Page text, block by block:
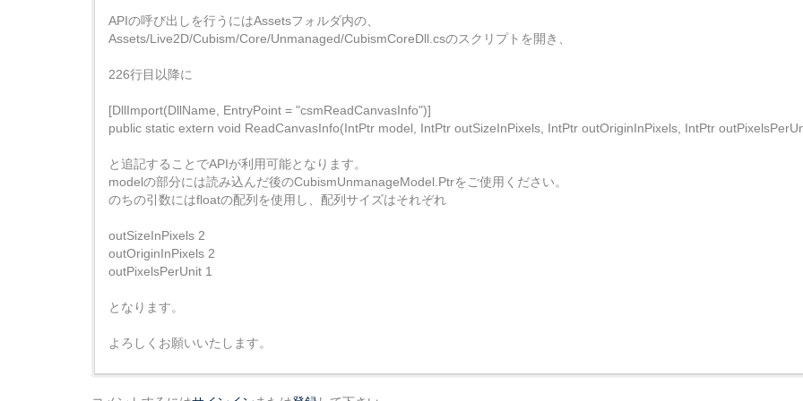
APIの呼び出しを行うにはAssetsフォルダ内の、
Assets/Live2D/Cubism/Core/Unmanaged/CubismCoreDll.csのスクリプトを開き、
226行目以降に
[DllImport(DllName, EntryPoint = "csmReadCanvasInfo")]
public static extern void ReadCanvasInfo(IntPtr model, IntPtr outSizeInPixels, IntPtr outOriginInPixels, IntPtr
と追記することでAPIが利用可能となります。
modelの部分には読み込んだ後のCubismUnmanageModel.Ptrをご使用ください。
のちの引数にはfloatの配列を使用し、配列サイズはそれぞれ
outSizeInPixels 2
outOriginInPixels 2
outPixelsPerUnit 1
となります。
よろしくお願いいたします。